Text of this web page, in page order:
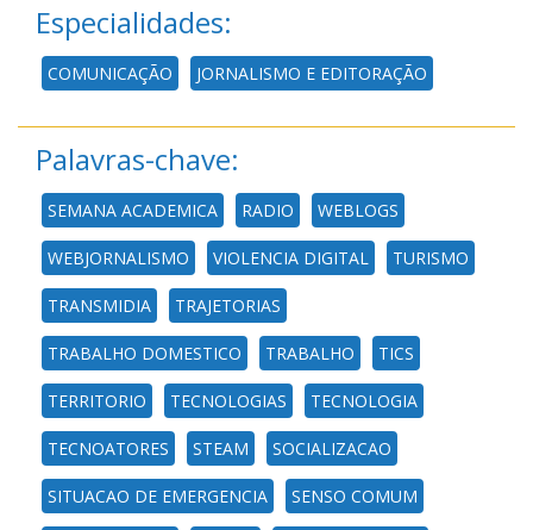
Especialidades:
COMUNICAÇÃO JORNALISMO E EDITORAÇÃO
Palavras-chave:
SEMANA ACADEMICA RADIO WEBLOGS
WEBJORNALISMO VIOLENCIA DIGITAL TURISMO
TRANSMIDIA TRAJETORIAS
TRABALHO DOMESTICO TRABALHO TICS
TERRITORIO TECNOLOGIAS TECNOLOGIA
TECNOATORES STEAM SOCIALIZACAO
SITUACAO DE EMERGENCIA SENSO COMUM